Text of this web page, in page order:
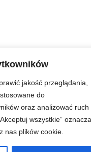
jakość przeglądania,
do
oraz analizować ruch
wszystkie” oznacza
nas plików cookie.